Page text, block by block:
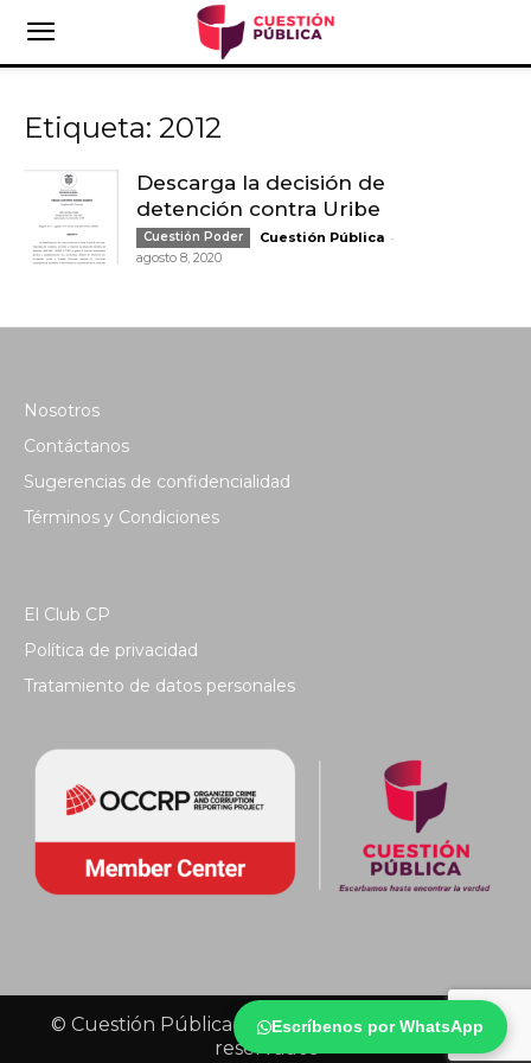
Escríbenos por WhatsApp
Etiqueta: 2012
Descarga la decisión de
detención contra Uribe
Cuestión Poder Cuestión Pública -
agosto 8, 2020
Nosotros
Contáctanos
Sugerencias de confidencialidad
Términos y Condiciones
El Club CP
Política de privacidad
Tratamiento de datos personales
© Cuestión Pública 2018 - Todos los derechos
reservados